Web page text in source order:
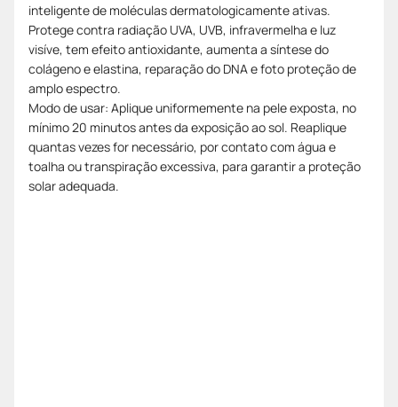
inteligente de moléculas dermatologicamente ativas.
Protege contra radiação UVA, UVB, infravermelha e luz
visíve, tem efeito antioxidante, aumenta a síntese do
colágeno e elastina, reparação do DNA e foto proteção de
amplo espectro.
Modo de usar: Aplique uniformemente na pele exposta, no
mínimo 20 minutos antes da exposição ao sol. Reaplique
quantas vezes for necessário, por contato com água e
toalha ou transpiração excessiva, para garantir a proteção
solar adequada.